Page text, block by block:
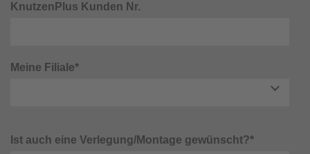
KnutzenPlus Kunden Nr.
Meine Filiale*
Ist auch eine Verlegung/Montage gewünscht?*